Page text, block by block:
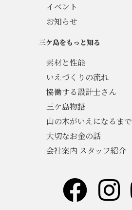
イベント
お知らせ
三ケ島をもっと知る
素材と性能
いえづくりの流れ
協働する設計士さん
三ケ島物語
山の木がいえになるまで
大切なお金の話
会社案内 スタッフ紹介